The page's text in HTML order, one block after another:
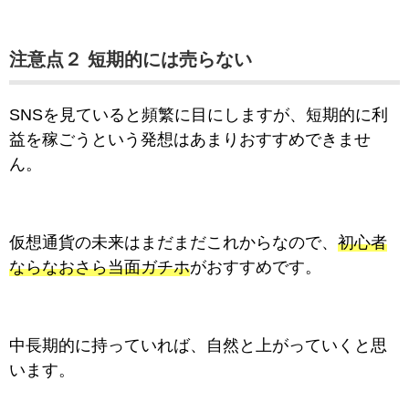
注意点２ 短期的には売らない
SNSを見ていると頻繁に目にしますが、短期的に利
益を稼ごうという発想はあまりおすすめできませ
ん。
仮想通貨の未来はまだまだこれからなので、 初心者
ならなおさら当面ガチホがおすすめです。
中長期的に持っていれば、自然と上がっていくと思
います。